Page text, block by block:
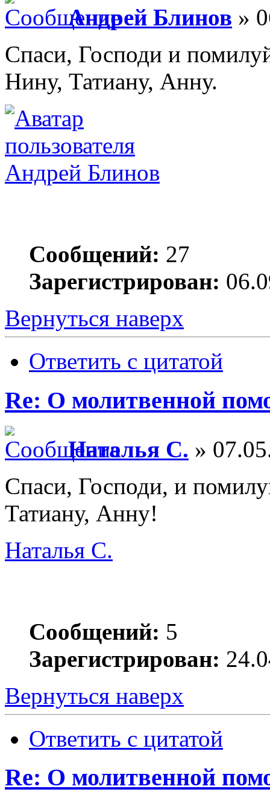
Андрей Блинов »
Спаси, Господи и
Нину, Татиану, Анну.
Андрей Блинов
Сообщений: 27
Зарегистрирован:
Вернуться наверх
Ответить с цитатой
Re: О молитвенной
Наталья С. »
Спаси, Господи, и
Татиану, Анну!
Наталья С.
Сообщений: 5
Зарегистрирован:
Вернуться наверх
Ответить с цитатой
Re: О молитвенной